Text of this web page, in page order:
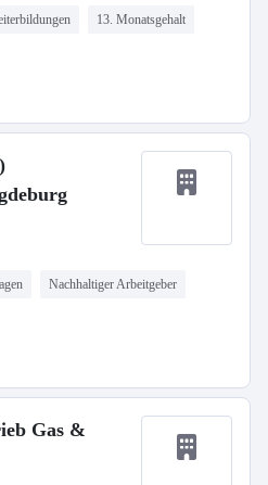
13. Monatsgehalt
Nachhaltiger Arbeitgeber
Gas &